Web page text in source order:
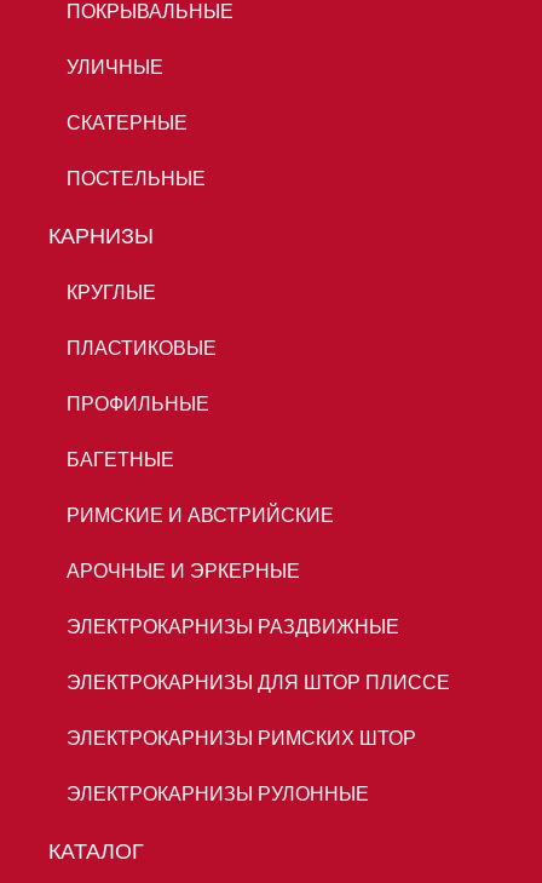
ПОКРЫВАЛЬНЫЕ
УЛИЧНЫЕ
СКАТЕРНЫЕ
ПОСТЕЛЬНЫЕ
КАРНИЗЫ
КРУГЛЫЕ
ПЛАСТИКОВЫЕ
ПРОФИЛЬНЫЕ
БАГЕТНЫЕ
РИМСКИЕ И АВСТРИЙСКИЕ
АРОЧНЫЕ И ЭРКЕРНЫЕ
ЭЛЕКТРОКАРНИЗЫ РАЗДВИЖНЫЕ
ЭЛЕКТРОКАРНИЗЫ ДЛЯ ШТОР ПЛИССЕ
ЭЛЕКТРОКАРНИЗЫ РИМСКИХ ШТОР
ЭЛЕКТРОКАРНИЗЫ РУЛОННЫЕ
КАТАЛОГ